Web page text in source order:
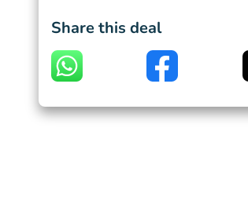
Share this deal